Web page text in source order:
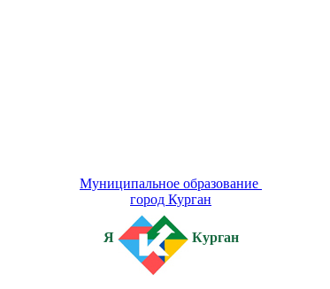
Муниципальное образование
город Курган
Я Курган